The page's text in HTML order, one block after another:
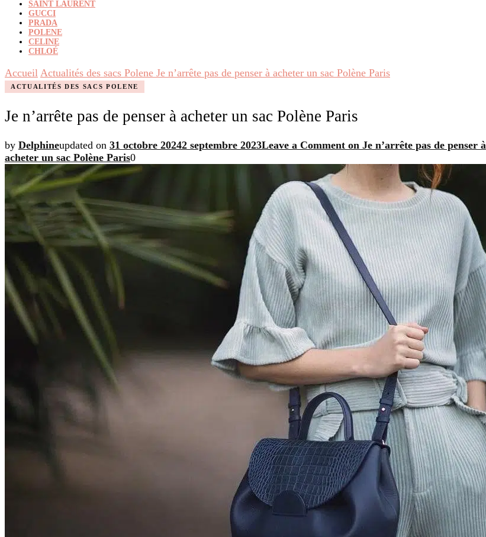
SAINT LAURENT
GUCCI
PRADA
POLENE
CELINE
CHLOÉ
Accueil Actualités des sacs Polene Je n’arrête pas de penser à acheter un sac Polène Paris
ACTUALITÉS DES SACS POLENE
Je n’arrête pas de penser à acheter un sac Polène Paris
by Delphineupdated on 31 octobre 20242 septembre 2023Leave a Comment on Je n’arrête pas de penser à
acheter un sac Polène Paris0